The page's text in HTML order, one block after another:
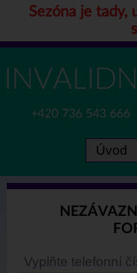
Sezóna je tady,
+420 736 543 666